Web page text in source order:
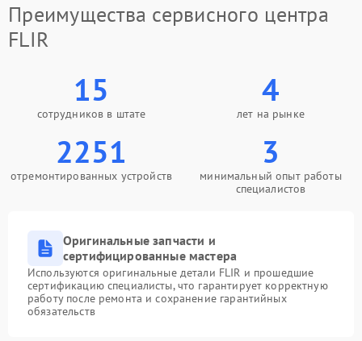
Преимущества сервисного центра
FLIR
15
сотрудников в штате
4
лет на рынке
2251
отремонтированных устройств
3
минимальный опыт работы
специалистов
Оригинальные запчасти и
сертифицированные мастера
Используются оригинальные детали FLIR и прошедшие
сертификацию специалисты, что гарантирует корректную
работу после ремонта и сохранение гарантийных
обязательств